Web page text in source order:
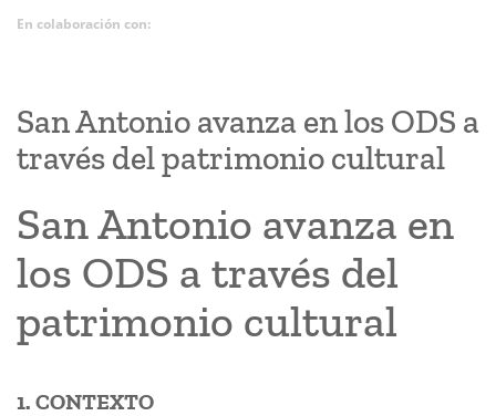
En colaboración con:
San Antonio avanza en los ODS a
través del patrimonio cultural
San Antonio avanza en
los ODS a través del
patrimonio cultural
1. CONTEXTO